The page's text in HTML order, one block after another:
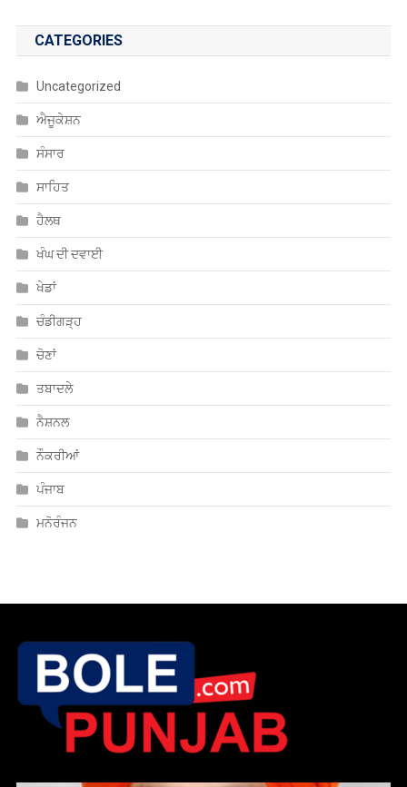
ਖੰਘ ਦੀ ਦਵਾਈ
ਖੇਡਾਂ
ਚੰਡੀਗੜ੍ਹ
ਚੋਣਾਂ
ਤਬਾਦਲੇ
ਨੈਸ਼ਨਲ
ਨੌਕਰੀਆਂ
ਪੰਜਾਬ
ਮਨੋਰੰਜਨ
ਪੰਥ ਦੇ ਗੰਭੀਰ ਮੁੱਦੇਆਂ ਨੂੰ ਲਾਵਾਰਿਸ ਛੱਡ ਦਿੱਲੀ ਕਮੇਟੀ ਪ੍ਰਬੰਧਕ ਸਿਆਸੀ